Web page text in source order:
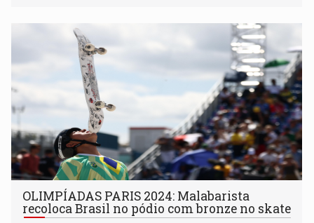
OLIMPÍADAS PARIS 2024: Malabarista
recoloca Brasil no pódio com bronze no skate